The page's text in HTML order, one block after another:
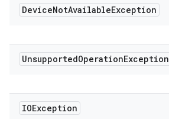
DeviceNotAvailableException
UnsupportedOperationException
IOException